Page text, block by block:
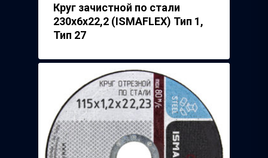
Круг зачистной по стали
230х6х22,2 (ISMAFLEX) Тип 1,
Тип 27